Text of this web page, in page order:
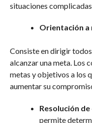
situaciones complicadas.
Orientación a
Consiste en dirigir
alcanzar una meta. Los
metas y objetivos a los
aumentar su
Resolución
permite